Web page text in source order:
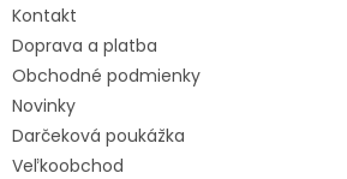
Kontakt
Doprava a platba
Obchodné podmienky
Novinky
Darčeková poukážka
Veľkoobchod